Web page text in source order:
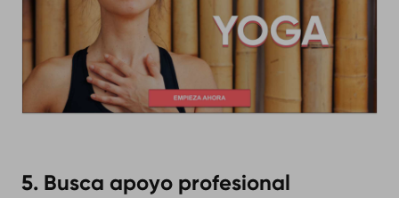
5. Busca apoyo profesional